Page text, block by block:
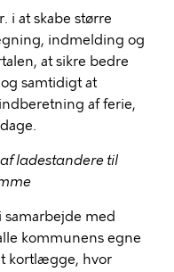
i at skabe større
indmelding og
at sikre bedre
samtidigt at
af ferie,
ladestandere til
med
kommunens egne
kortlægge, hvor